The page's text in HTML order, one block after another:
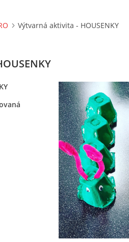
Výtvarná aktivita - HOUSENKY